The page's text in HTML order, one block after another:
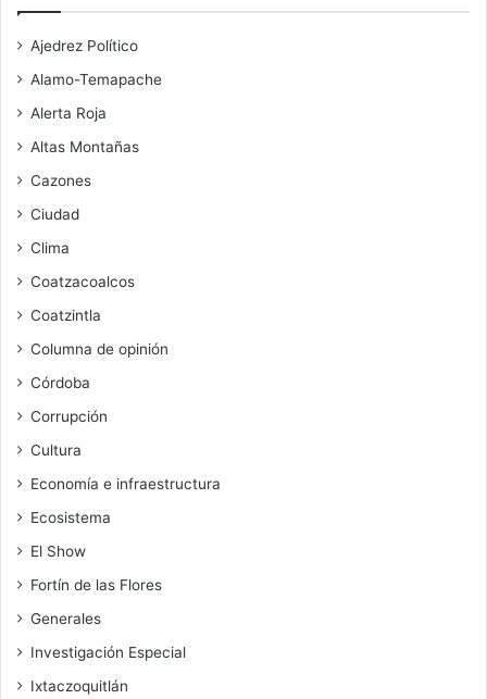
Ajedrez Político
Alamo-Temapache
Alerta Roja
Altas Montañas
Cazones
Ciudad
Clima
Coatzacoalcos
Coatzintla
Columna de opinión
Córdoba
Corrupción
Cultura
Economía e infraestructura
Ecosistema
El Show
Fortín de las Flores
Generales
Investigación Especial
Ixtaczoquitlán